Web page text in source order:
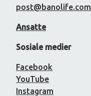
post@banolife.com
Ansatte
Sosiale medier
Facebook
YouTube
Instagram